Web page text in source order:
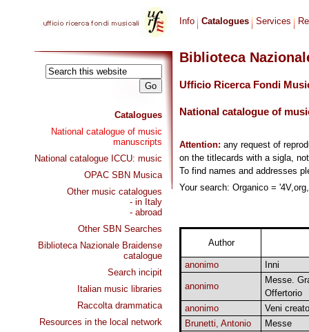
Catalogues
National catalogue of music
manuscripts
National catalogue ICCU: music
OPAC SBN Musica
Other music catalogues
- in Italy
- abroad
Other SBN Searches
Biblioteca Nazionale Braidense
catalogue
Search incipit
Italian music libraries
Raccolta drammatica
Resources in the local network
Info Catalogues Services
Biblioteca
Ufficio Ricerca Fondi
National catalogue of
Attention: any request of
on the titlecards with a sigla,
To find names and addresses
Your search: Organico =
Author
anonimo Inni
anonimo
Messe.
Offertorio
anonimo
Veni
Brunetti, Antonio
Messe